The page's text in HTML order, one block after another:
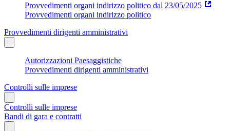
Provvedimenti organi indirizzo politico dal 23/05/2025
Provvedimenti organi indirizzo politico
Provvedimenti dirigenti amministrativi
Autorizzazioni Paesaggistiche
Provvedimenti dirigenti amministrativi
Controlli sulle imprese
Controlli sulle imprese
Bandi di gara e contratti